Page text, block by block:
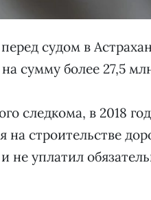
судом в
сумму более 27,5
следкома, в 2018
строительстве
уплатил